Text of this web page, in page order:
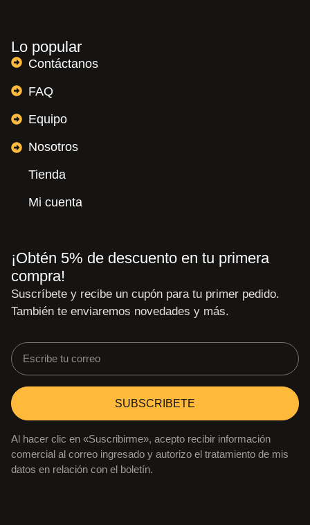
Lo popular
Contáctanos
FAQ
Equipo
Nosotros
Tienda
Mi cuenta
¡Obtén 5% de descuento en tu primera
compra!
Suscríbete y recibe un cupón para tu primer pedido.
También te enviaremos novedades y más.
SUBSCRIBETE
Al hacer clic en «Suscribirme», acepto recibir información
comercial al correo ingresado y autorizo el tratamiento de mis
datos en relación con el boletín.